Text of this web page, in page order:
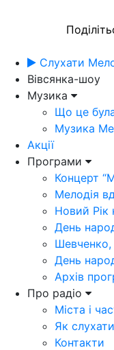
Слухати
Вівсянка-шоу
Музика
Що це
Музика
Акції
Програми
Концерт
Мелодія
Новий Рік
День
Шевченко,
День
Архів
Про радіо
Міста і
Як
Контакти